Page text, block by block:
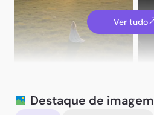
Ver tudo
Destaque de imagem